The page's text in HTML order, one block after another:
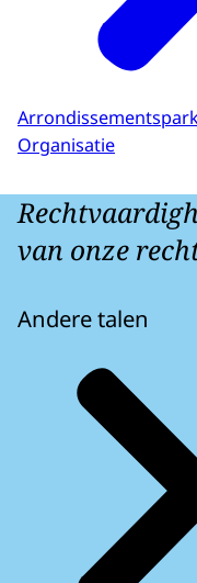
Organisatie
van onze
Andere talen